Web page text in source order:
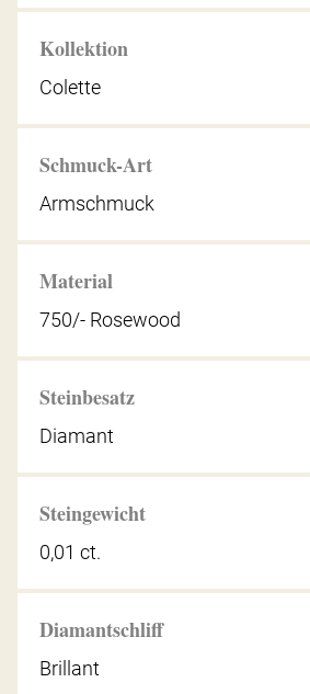
Kollektion
Colette
Schmuck-Art
Armschmuck
Material
750/- Rosewood
Steinbesatz
Diamant
Steingewicht
0,01 ct.
Diamantschliff
Brillant